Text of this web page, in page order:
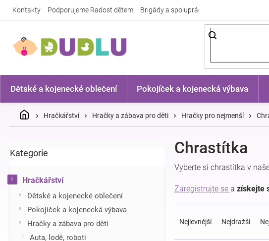
Kontakty Podporujeme Radost dětem Brigády a spolupráce
Dětské a kojenecké oblečení Pokojíček a kojenecká výbava
DomůHračkářství Hračky a zábava pro děti Hračky pro nejmenší
o
t
r
Přeskočit
Kategorie
Hračkářství
Dětské a kojenecké oblečení
Pokojíček a kojenecká výbava
Hračky a zábava pro děti
Auta, lodě, roboti
Chrastítka
Vyberte si chrastítka v
Zaregistrujte se a získejte
Nejlevnější Nejdražší